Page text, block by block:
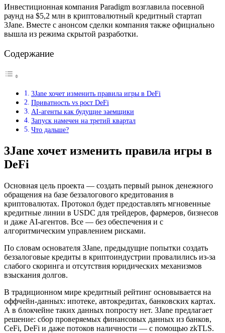
Инвестиционная компания Paradigm возглавила посевной
раунд на $5,2 млн в криптовалютный кредитный стартап
3Jane. Вместе с анонсом сделки компания также официально
вышла из режима скрытой разработки.
Содержание
3Jane хочет изменить правила игры в DeFi
Приватность vs рост DeFi
AI-агенты как будущие заемщики
Запуск намечен на третий квартал
Что дальше?
3Jane хочет изменить правила игры в
DeFi
Основная цель проекта — создать первый рынок денежного
обращения на базе беззалогового кредитования в
криптовалютах. Протокол будет предоставлять мгновенные
кредитные линии в USDC для трейдеров, фармеров, бизнесов
и даже AI-агентов. Все — без обеспечения и с
алгоритмическим управлением рисками.
По словам основателя 3Jane, предыдущие попытки создать
беззалоговые кредиты в криптоиндустрии провалились из-за
слабого скоринга и отсутствия юридических механизмов
взыскания долгов.
В традиционном мире кредитный рейтинг основывается на
оффчейн-данных: ипотеке, автокредитах, банковских картах.
А в блокчейне таких данных попросту нет. 3Jane предлагает
решение: сбор проверяемых финансовых данных из банков,
CeFi, DeFi и даже потоков наличности — с помощью zkTLS.